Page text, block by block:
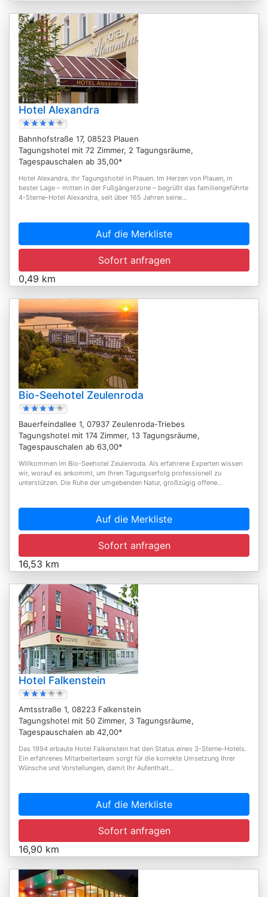
Hotel Alexandra
Bahnhofstraße 17, 08523 Plauen
Tagungshotel mit 72 Zimmer, 2 Tagungsräume,
Tagespauschalen ab 35,00*
Hotel Alexandra, Ihr Tagungshotel in Plauen. Im Herzen von Plauen, in
bester Lage – mitten in der Fußgängerzone – begrüßt das familiengeführte
4-Sterne-Hotel Alexandra, seit über 165 Jahren seine...
Auf die Merkliste
Sofort anfragen
0,49 km
Bio-Seehotel Zeulenroda
Bauerfeindallee 1, 07937 Zeulenroda-Triebes
Tagungshotel mit 174 Zimmer, 13 Tagungsräume,
Tagespauschalen ab 63,00*
Willkommen im Bio-Seehotel Zeulenroda. Als erfahrene Experten wissen
wir, worauf es ankommt, um Ihren Tagungserfolg professionell zu
unterstützen. Die Ruhe der umgebenden Natur, großzügig offene...
Auf die Merkliste
Sofort anfragen
16,53 km
Hotel Falkenstein
Amtsstraße 1, 08223 Falkenstein
Tagungshotel mit 50 Zimmer, 3 Tagungsräume,
Tagespauschalen ab 42,00*
Das 1994 erbaute Hotel Falkenstein hat den Status eines 3-Sterne-Hotels.
Ein erfahrenes Mitarbeiterteam sorgt für die korrekte Umsetzung Ihrer
Wünsche und Vorstellungen, damit Ihr Aufenthalt...
Auf die Merkliste
Sofort anfragen
16,90 km